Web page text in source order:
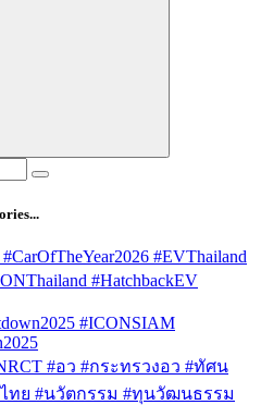
#EVThailand
#HatchbackEV
#ICONSIAM
#อว #กระทรวงอว #ทัศน
ไทย #นวัตกรรม #ทุนวัฒนธรรม